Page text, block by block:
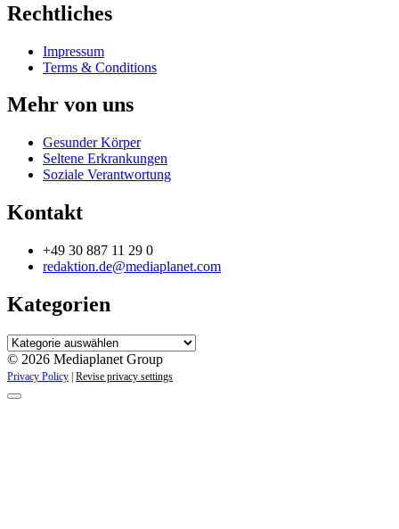
Rechtliches
Impressum
Terms & Conditions
Mehr von uns
Gesunder Körper
Seltene Erkrankungen
Soziale Verantwortung
Kontakt
+49 30 887 11 29 0
redaktion.de@mediaplanet.com
Kategorien
Kategorien
© 2026 Mediaplanet Group
Privacy Policy Revise privacy settings